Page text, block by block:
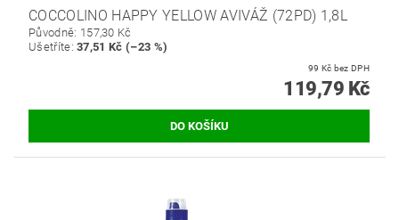
COCCOLINO HAPPY YELLOW AVIVÁŽ (72PD) 1,8L
Původně: 157,30 Kč
Ušetříte:37,51 Kč (–23 %)
99 Kč bez DPH
119,79 Kč